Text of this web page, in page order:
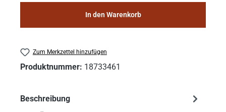
In den Warenkorb
Zum Merkzettel hinzufügen
Produktnummer: 18733461
Beschreibung